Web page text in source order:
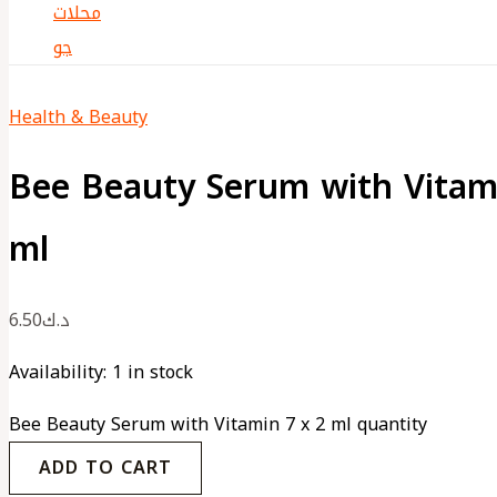
Health & Beauty
Bee Beauty Serum with
ml
د.ك6.50
Availability: 1 in stock
Bee Beauty Serum with Vitamin 7 x 2 ml quantity
ADD TO CART